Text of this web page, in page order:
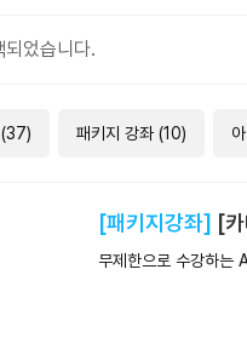
었습니다.
(37) 패키지 강좌 (10)
[패키지강좌] [
무제한으로 수강하는